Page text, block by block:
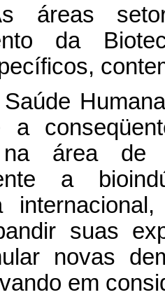
da
a
na área de
a
suas
novas
em